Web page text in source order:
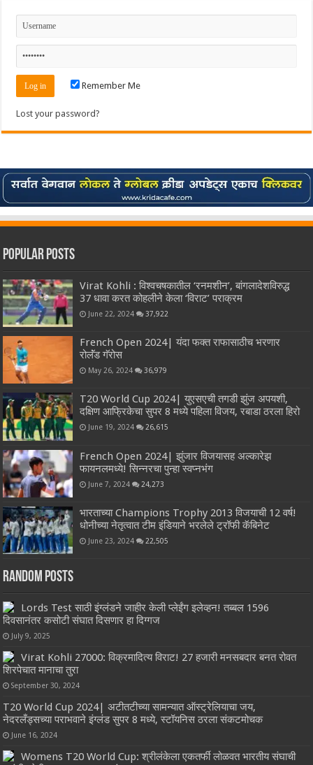
Remember Me
Lost your password?
Popular Posts
Virat Kohli : विश्वचषकातील ‘रनमशीन’, बांगलादेशविरुद्ध
37 धावा करत कोहलीने केला ‘विराट’ पराक्रम
June 22, 2024 37,922
French Open 2024| यंदा फक्त राफासाठीच भरणार
रोलॅंड गॅरोस
May 26, 2024 36,979
T20 World Cup 2024| युएसएची तगडी झुंज अपयशी,
दक्षिण आफ्रिकेचा सुपर 8 मध्ये पहिला विजय, रबाडा ठरला हिरो
June 19, 2024 26,615
French Open 2024| झुंजार विजयासह अल्कारेझ
फायनलमध्ये! सिन्नरचा पुन्हा स्वप्नभंग
June 7, 2024 24,273
भारताच्या Champions Trophy 2013 विजयाची 12 वर्ष!
धोनीच्या नेतृत्वात टीम इंडियाने भरलेले ट्रॉफी कॅबिनेट
June 23, 2024 22,505
Random Posts
Lords Test साठी इंग्लंडने जाहीर केली प्लेईंग इलेव्हन! तब्बल 1596
दिवसानंतर कसोटी संघात दिसणार हा दिग्गज
July 9, 2025
Virat Kohli 27000: विक्रमादित्य विराट! 27 हजारी मनसबदार बनत रोवत
शिरपेचात मानाचा तुरा
September 30, 2024
T20 World Cup 2024| अटीतटीच्या सामन्यात ऑस्ट्रेलियाचा जय,
नेदरलँड्सच्या पराभवाने इंग्लंड सुपर 8 मध्ये, स्टॉयनिस ठरला संकटमोचक
June 16, 2024
Womens T20 World Cup: श्रीलंकेला एकतर्फी लोळवत भारतीय संघाची